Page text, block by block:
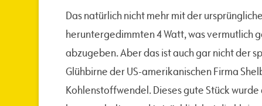
Das natürlich nicht mehr mit der
heruntergedimmten 4 Watt, was vermutlich
abzugeben. Aber das ist auch gar nicht der
Glühbirne der US-amerikanischen Firma
Kohlenstoffwendel. Dieses gute Stück